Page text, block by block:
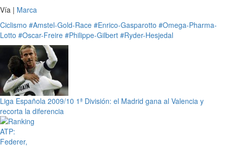
Vía | Marca
Ciclismo #Amstel-Gold-Race #Enrico-Gasparotto #Omega-Pharma-
Lotto #Oscar-Freire #Philippe-Gilbert #Ryder-Hesjedal
Liga Española 2009/10 1ª División: el Madrid gana al Valencia y
recorta la diferencia